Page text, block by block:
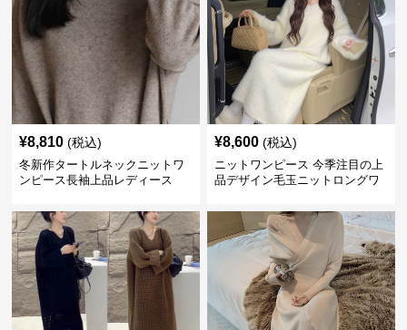
¥8,810 (税込)
冬新作タートルネックニットワ
ンピース長袖上品レディース
¥8,600 (税込)
ニットワンピース 今季注目の上
品デザイン毛玉ニットロングワ